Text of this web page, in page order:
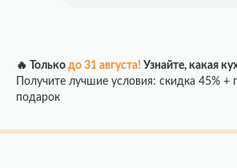
🔥 Только до 31 августа! Узнайте, какая
Получите лучшие условия: скидка 45% +
подарок